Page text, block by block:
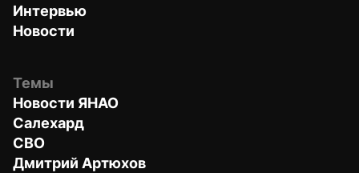
Интервью
Новости
Темы
Новости ЯНАО
Салехард
СВО
Дмитрий Артюхов